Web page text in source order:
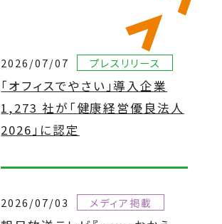
2026/07/07 プレスリリース
「オフィスでやさい」導⼊企業
1,273 社が「健康経営優良法⼈
2026」に認定
2026/07/03 メディア掲載